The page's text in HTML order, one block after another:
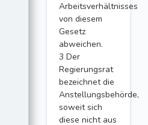
Arbeitsverhältnisses
von diesem
Gesetz
abweichen.
3 Der
Regierungsrat
bezeichnet die
Anstellungsbehörde,
soweit sich
diese nicht aus